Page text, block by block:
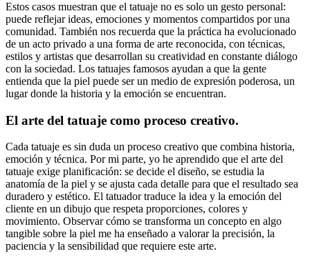
Estos casos muestran que el tatuaje no es solo un gesto personal:
puede reflejar ideas, emociones y momentos compartidos por una
comunidad. También nos recuerda que la práctica ha evolucionado
de un acto privado a una forma de arte reconocida, con técnicas,
estilos y artistas que desarrollan su creatividad en constante diálogo
con la sociedad. Los tatuajes famosos ayudan a que la gente
entienda que la piel puede ser un medio de expresión poderosa, un
lugar donde la historia y la emoción se encuentran.
El arte del tatuaje como proceso creativo.
Cada tatuaje es sin duda un proceso creativo que combina historia,
emoción y técnica. Por mi parte, yo he aprendido que el arte del
tatuaje exige planificación: se decide el diseño, se estudia la
anatomía de la piel y se ajusta cada detalle para que el resultado sea
duradero y estético. El tatuador traduce la idea y la emoción del
cliente en un dibujo que respeta proporciones, colores y
movimiento. Observar cómo se transforma un concepto en algo
tangible sobre la piel me ha enseñado a valorar la precisión, la
paciencia y la sensibilidad que requiere este arte.